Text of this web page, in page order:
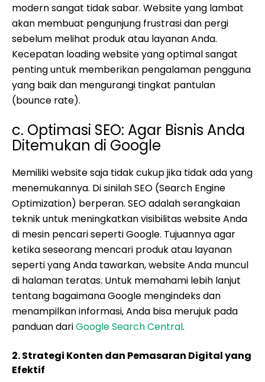
modern sangat tidak sabar. Website yang lambat
akan membuat pengunjung frustrasi dan pergi
sebelum melihat produk atau layanan Anda.
Kecepatan loading website yang optimal sangat
penting untuk memberikan pengalaman pengguna
yang baik dan mengurangi tingkat pantulan
(bounce rate).
c. Optimasi SEO: Agar Bisnis Anda
Ditemukan di Google
Memiliki website saja tidak cukup jika tidak ada yang
menemukannya. Di sinilah SEO (Search Engine
Optimization) berperan. SEO adalah serangkaian
teknik untuk meningkatkan visibilitas website Anda
di mesin pencari seperti Google. Tujuannya agar
ketika seseorang mencari produk atau layanan
seperti yang Anda tawarkan, website Anda muncul
di halaman teratas. Untuk memahami lebih lanjut
tentang bagaimana Google mengindeks dan
menampilkan informasi, Anda bisa merujuk pada
panduan dariGoogle Search Central.
2. Strategi Konten dan Pemasaran Digital yang
Efektif